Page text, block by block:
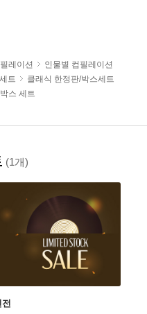
레이션
인물별 컴필레이션
트
클래식 한정판/박스세트
박스 세트
(1개)